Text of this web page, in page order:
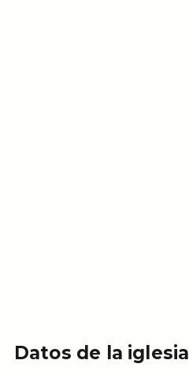
Datos de la iglesia